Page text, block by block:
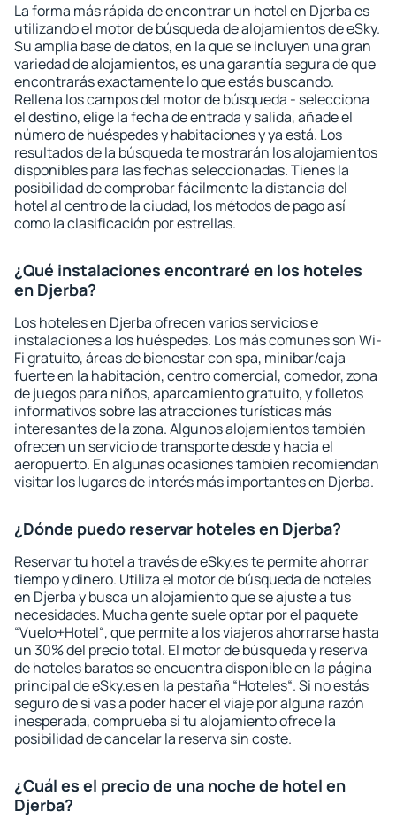
La forma más rápida de encontrar un hotel en Djerba es
utilizando el motor de búsqueda de alojamientos de eSky.
Su amplia base de datos, en la que se incluyen una gran
variedad de alojamientos, es una garantía segura de que
encontrarás exactamente lo que estás buscando.
Rellena los campos del motor de búsqueda - selecciona
el destino, elige la fecha de entrada y salida, añade el
número de huéspedes y habitaciones y ya está. Los
resultados de la búsqueda te mostrarán los alojamientos
disponibles para las fechas seleccionadas. Tienes la
posibilidad de comprobar fácilmente la distancia del
hotel al centro de la ciudad, los métodos de pago así
como la clasificación por estrellas.
¿Qué instalaciones encontraré en los hoteles
en Djerba?
Los hoteles en Djerba ofrecen varios servicios e
instalaciones a los huéspedes. Los más comunes son Wi-
Fi gratuito, áreas de bienestar con spa, minibar/caja
fuerte en la habitación, centro comercial, comedor, zona
de juegos para niños, aparcamiento gratuito, y folletos
informativos sobre las atracciones turísticas más
interesantes de la zona. Algunos alojamientos también
ofrecen un servicio de transporte desde y hacia el
aeropuerto. En algunas ocasiones también recomiendan
visitar los lugares de interés más importantes en Djerba.
¿Dónde puedo reservar hoteles en Djerba?
Reservar tu hotel a través de eSky.es te permite ahorrar
tiempo y dinero. Utiliza el motor de búsqueda de hoteles
en Djerba y busca un alojamiento que se ajuste a tus
necesidades. Mucha gente suele optar por el paquete
“Vuelo+Hotel“, que permite a los viajeros ahorrarse hasta
un 30% del precio total. El motor de búsqueda y reserva
de hoteles baratos se encuentra disponible en la página
principal de eSky.es en la pestaña “Hoteles“. Si no estás
seguro de si vas a poder hacer el viaje por alguna razón
inesperada, comprueba si tu alojamiento ofrece la
posibilidad de cancelar la reserva sin coste.
¿Cuál es el precio de una noche de hotel en
Djerba?